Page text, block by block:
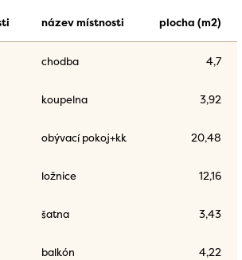
název místnosti plocha (m2)
chodba 4,7
koupelna 3,92
obývací pokoj+kk 20,48
ložnice 12,16
šatna 3,43
balkón 4,22